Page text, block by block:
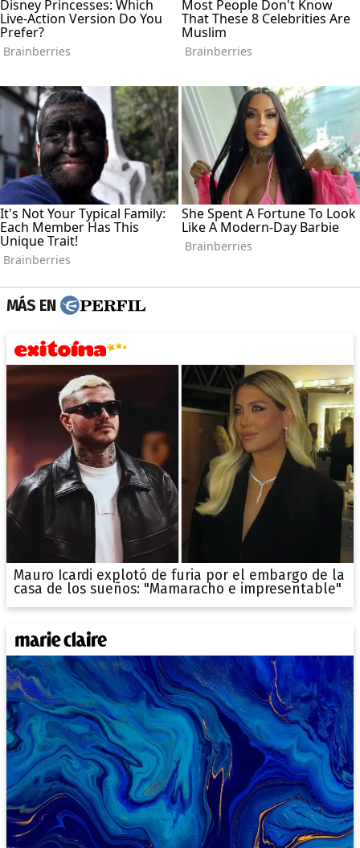
MÁS EN
Mauro Icardi explotó de furia por el embargo de la
casa de los sueños: "Mamaracho e impresentable"